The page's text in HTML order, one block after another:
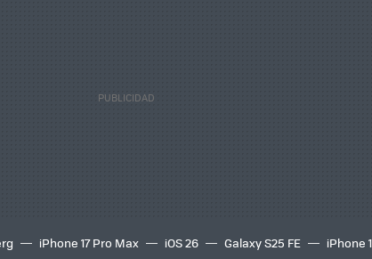
iPhone 17 Pro Max iOS 26 Galaxy S25 FE iPhone